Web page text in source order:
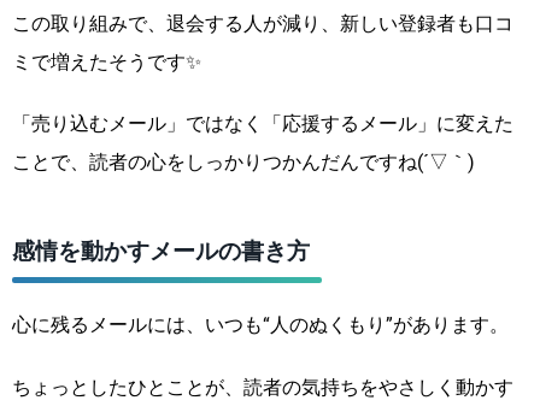
この取り組みで、退会する人が減り、新しい登録者も口コ
ミで増えたそうです✨
「売り込むメール」ではなく「応援するメール」に変えた
ことで、読者の心をしっかりつかんだんですね(´▽｀)
感情を動かすメールの書き方
心に残るメールには、いつも“人のぬくもり”があります。
ちょっとしたひとことが、読者の気持ちをやさしく動かす